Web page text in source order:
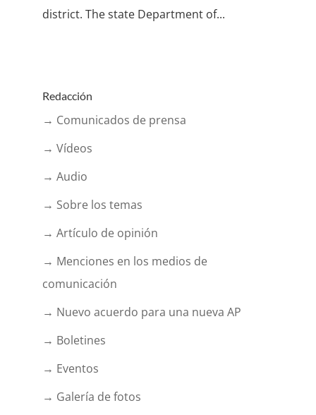
district. The state Department of...
Redacción
→ Comunicados de prensa
→ Vídeos
→ Audio
→ Sobre los temas
→ Artículo de opinión
→ Menciones en los medios de
comunicación
→ Nuevo acuerdo para una nueva AP
→ Boletines
→ Eventos
→ Galería de fotos